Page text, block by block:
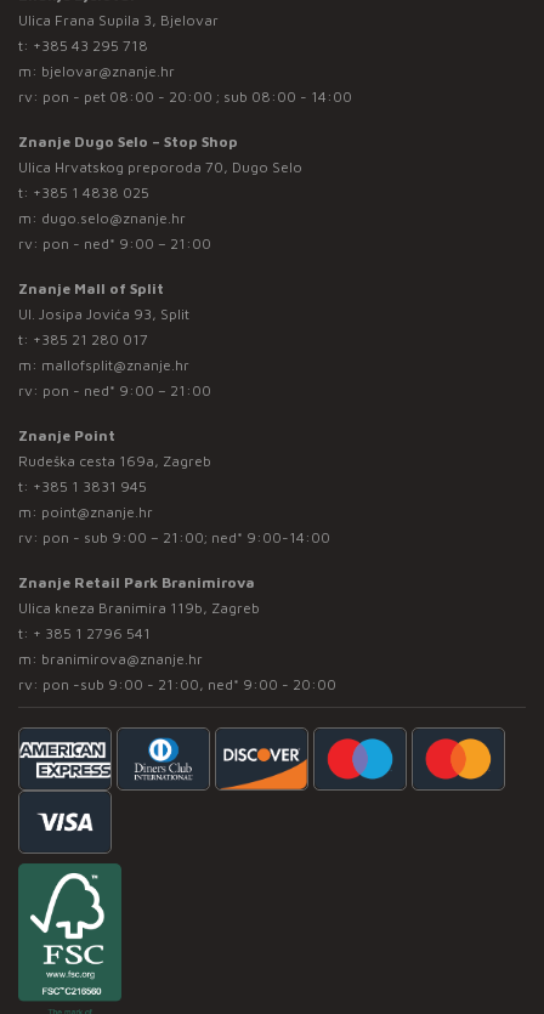
Ulica Frana Supila 3, Bjelovar
t: +385 43 295 718
m: bjelovar@znanje.hr
rv: pon - pet 08:00 - 20:00 ; sub 08:00 - 14:00
Znanje Dugo Selo – Stop Shop
Ulica Hrvatskog preporoda 70, Dugo Selo
t: +385 1 4838 025
m: dugo.selo@znanje.hr
rv: pon - ned* 9:00 – 21:00
Znanje Mall of Split
Ul. Josipa Jovića 93, Split
t: +385 21 280 017
m: mallofsplit@znanje.hr
rv: pon - ned* 9:00 – 21:00
Znanje Point
Rudeška cesta 169a, Zagreb
t: +385 1 3831 945
m: point@znanje.hr
rv: pon - sub 9:00 – 21:00; ned* 9:00-14:00
Znanje Retail Park Branimirova
Ulica kneza Branimira 119b, Zagreb
t: + 385 1 2796 541
m: branimirova@znanje.hr
rv: pon -sub 9:00 - 21:00, ned* 9:00 - 20:00